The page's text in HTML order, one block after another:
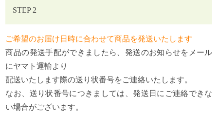
STEP 2
ご希望のお届け日時に合わせて商品を発送いたします
商品の発送手配ができましたら、発送のお知らせをメール
にヤマト運輸より
配送いたします際の送り状番号をご連絡いたします。
なお、送り状番号につきましては、発送日にご連絡できな
い場合がございます。